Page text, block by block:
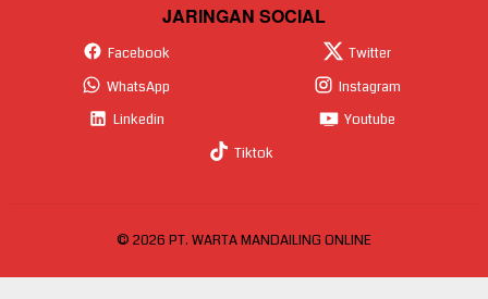
JARINGAN SOCIAL
Facebook
Twitter
WhatsApp
Instagram
Linkedin
Youtube
Tiktok
© 2026 PT. WARTA MANDAILING ONLINE